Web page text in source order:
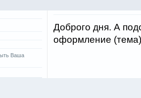
Ваша
Доброго дня. А
оформление (тема)